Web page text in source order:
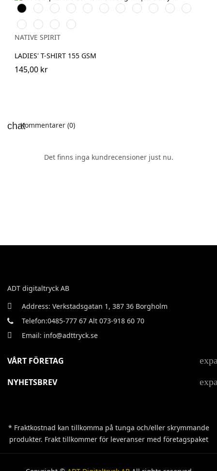
Svart Vit
Dark
Cherry
Ivory Organic
Khaki
Raw
Natural
Sea
Blue
Wet
Sand
Navy
Blue
Jade
Green
Moon
Grey
Peacock
Blue
Poppy
Red
Petal
Rose
Raspberry
Sorbet
NATIVE SPIRIT
LADIES' T-SHIRT 155 GSM
145,00 kr
Kommentarer (0)
Det finns inga kundrecensioner just nu.
ADT digitaltryck AB
Address: Verkstadsgatan 1, 387 36 Borgholm
Telefon:0485-777 67 Alt 073-918 60 70
Email: info@adttryck.se
VÅRT FÖRETAG
NYHETSBREV
* Fraktkostnad kan tillkomma på tunga och/eller skrymmande
produkter. Frakt tillkommer för leveranser med företagspaket